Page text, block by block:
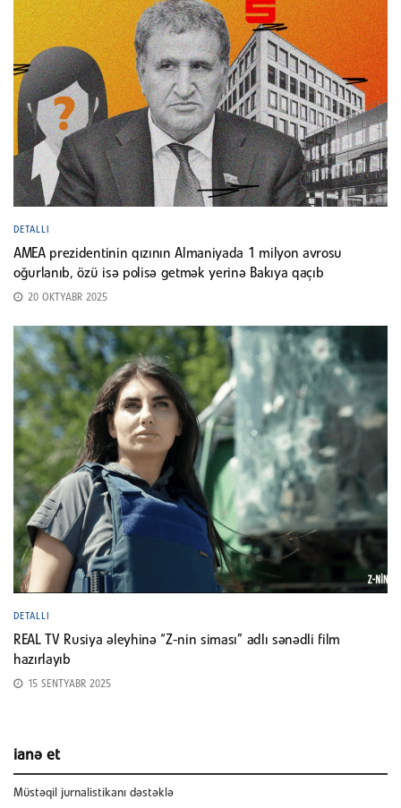
DETALLI
AMEA prezidentinin qızının Almaniyada 1 milyon avrosu
oğurlanıb, özü isə polisə getmək yerinə Bakıya qaçıb
20 OKTYABR 2025
DETALLI
REAL TV Rusiya əleyhinə “Z-nin siması” adlı sənədli film
hazırlayıb
15 SENTYABR 2025
ianə et
Müstəqil jurnalistikanı dəstəklə